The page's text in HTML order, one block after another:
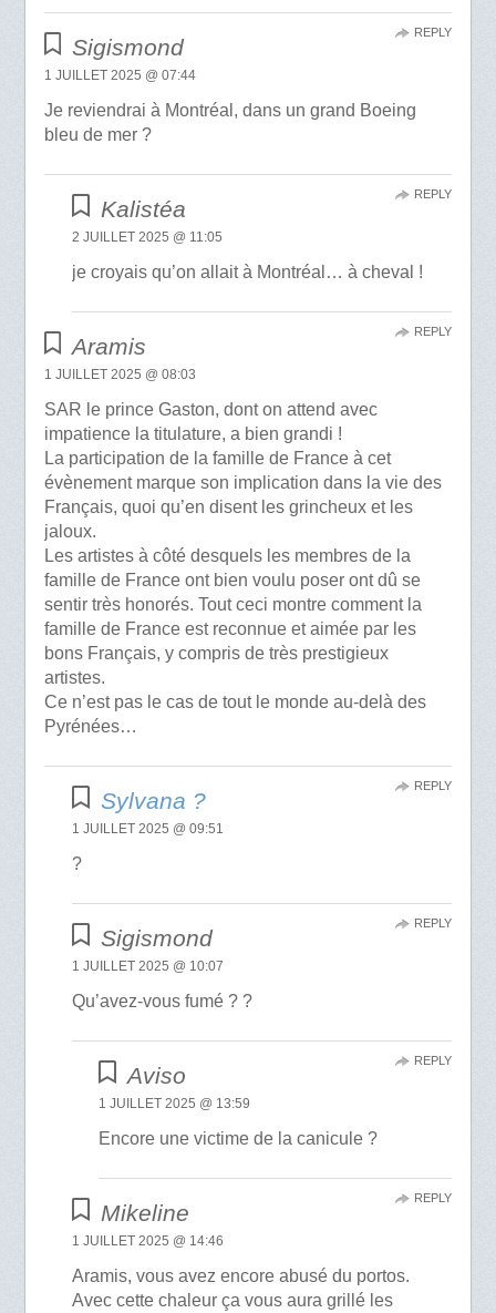
Sigismond
1 JUILLET 2025 @ 07:44
Je reviendrai à Montréal, dans un grand Boeing
bleu de mer ?
REPLY
Kalistéa
2 JUILLET 2025 @ 11:05
je croyais qu’on allait à Montréal… à cheval !
REPLY
Aramis
1 JUILLET 2025 @ 08:03
SAR le prince Gaston, dont on attend avec
impatience la titulature, a bien grandi !
La participation de la famille de France à cet
évènement marque son implication dans la vie des
Français, quoi qu’en disent les grincheux et les
jaloux.
Les artistes à côté desquels les membres de la
famille de France ont bien voulu poser ont dû se
sentir très honorés. Tout ceci montre comment la
famille de France est reconnue et aimée par les
bons Français, y compris de très prestigieux
artistes.
Ce n’est pas le cas de tout le monde au-delà des
Pyrénées…
REPLY
Sylvana ?
1 JUILLET 2025 @ 09:51
?
REPLY
Sigismond
1 JUILLET 2025 @ 10:07
Qu’avez-vous fumé ? ?
REPLY
Aviso
1 JUILLET 2025 @ 13:59
Encore une victime de la canicule ?
REPLY
Mikeline
1 JUILLET 2025 @ 14:46
Aramis, vous avez encore abusé du portos.
Avec cette chaleur ça vous aura grillé les
REPLY